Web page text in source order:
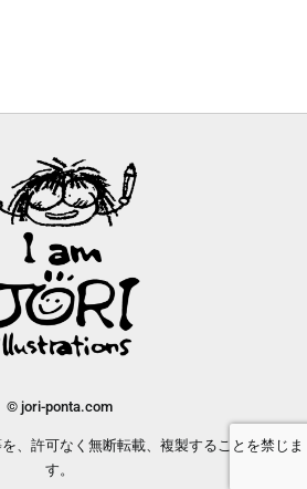
© jori-ponta.com
、許可なく無断転載、複製することを禁じま
す。